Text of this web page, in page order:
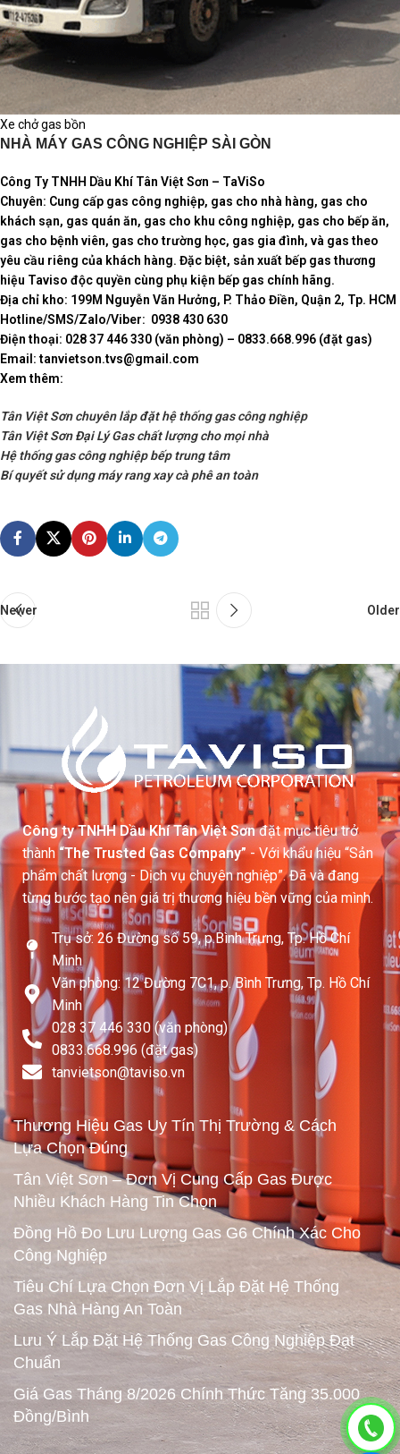
Xe chở gas bồn
NHÀ MÁY GAS CÔNG NGHIỆP SÀI GÒN
Công Ty TNHH Dầu Khí Tân Việt Sơn – TaViSo
Chuyên: Cung cấp gas công nghiệp, gas cho nhà hàng, gas cho
khách sạn, gas quán ăn, gas cho khu công nghiệp, gas cho bếp ăn,
gas cho bệnh viên, gas cho trường học, gas gia đình, và gas theo
yêu cầu riêng của khách hàng. Đặc biệt, sản xuất bếp gas thương
hiệu Taviso độc quyền cùng phụ kiện bếp gas chính hãng.
Địa chỉ kho: 199M Nguyễn Văn Hưởng, P. Thảo Điền, Quận 2, Tp. HCM
Hotline/SMS/Zalo/Viber: 0938 430 630
Điện thoại: 028 37 446 330 (văn phòng) – 0833.668.996 (đặt gas)
Email: tanvietson.tvs@gmail.com
Xem thêm:
Tân Việt Sơn chuyên lắp đặt hệ thống gas công nghiệp
Tân Việt Sơn Đại Lý Gas chất lượng cho mọi nhà
Hệ thống gas công nghiệp bếp trung tâm
Bí quyết sử dụng máy rang xay cà phê an toàn
Newer Older
Công ty TNHH Dầu Khí Tân Việt Sơnđặt mục tiêu trở
thành “The Trusted Gas Company”- Với khẩu hiệu “Sản
phẩm chất lượng - Dịch vụ chuyên nghiệp”. Đã và đang
từng bước tạo nên giá trị thương hiệu bền vững của mình.
Trụ sở: 26 Đường số 59, p.Bình Trưng, Tp. Hồ Chí
Minh
Văn phòng: 12 Đường 7C1, p. Bình Trưng, Tp. Hồ Chí
Minh
028 37 446 330 (văn phòng)
0833.668.996 (đặt gas)
tanvietson@taviso.vn​
Thương Hiệu Gas Uy Tín Thị Trường & Cách
Lựa Chọn Đúng
Tân Việt Sơn – Đơn Vị Cung Cấp Gas Được
Nhiều Khách Hàng Tin Chọn
Đồng Hồ Đo Lưu Lượng Gas G6 Chính Xác Cho
Công Nghiệp
Tiêu Chí Lựa Chọn Đơn Vị Lắp Đặt Hệ Thống
Gas Nhà Hàng An Toàn
Lưu Ý Lắp Đặt Hệ Thống Gas Công Nghiệp Đạt
Chuẩn
Giá Gas Tháng 8/2026 Chính Thức Tăng 35.000
Đồng/Bình